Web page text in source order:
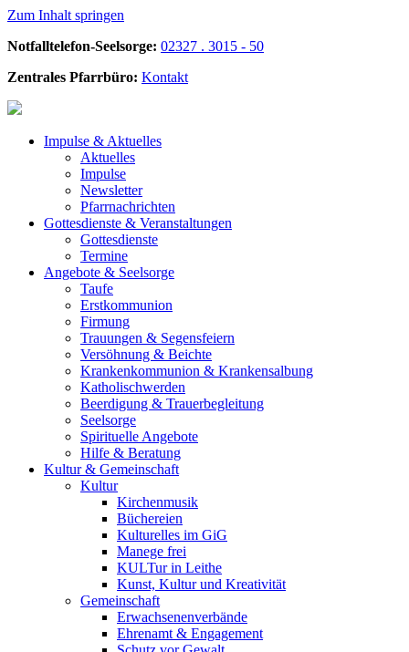
Zum Inhalt springen
Notfalltelefon-Seelsorge: 02327 . 3015 - 50
Zentrales Pfarrbüro: Kontakt
Impulse & Aktuelles
Aktuelles
Impulse
Newsletter
Pfarrnachrichten
Gottesdienste & Veranstaltungen
Gottesdienste
Termine
Angebote & Seelsorge
Taufe
Erstkommunion
Firmung
Trauungen & Segensfeiern
Versöhnung & Beichte
Krankenkommunion & Krankensalbung
Katholischwerden
Beerdigung & Trauerbegleitung
Seelsorge
Spirituelle Angebote
Hilfe & Beratung
Kultur & Gemeinschaft
Kultur
Kirchenmusik
Büchereien
Kulturelles im GiG
Manege frei
KULTur in Leithe
Kunst, Kultur und Kreativität
Gemeinschaft
Erwachsenenverbände
Ehrenamt & Engagement